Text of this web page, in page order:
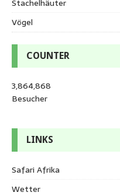
Stachelhäuter
Vögel
COUNTER
3,864,868
Besucher
LINKS
Safari Afrika
Wetter